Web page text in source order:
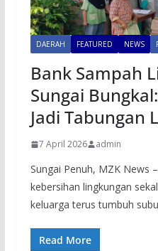
DAERAH FEATURED NEWS
Bank Sampah
Sungai
Jadi Tabungan
7 April 2026 admin
Sungai Penuh, MZK News
kebersihan lingkungan
keluarga terus tumbuh
Read More